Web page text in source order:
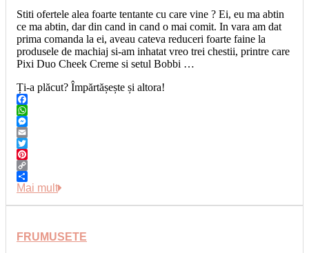
Stiti ofertele alea foarte tentante cu care vine ? Ei, eu ma abtin
ce ma abtin, dar din cand in cand o mai comit. In vara am dat
prima comanda la ei, aveau cateva reduceri foarte faine la
produsele de machiaj si-am inhatat vreo trei chestii, printre care
Pixi Duo Cheek Creme si setul Bobbi …
Ți-a plăcut? Împărtășește și altora!
Facebook
WhatsApp
Messenger
Email
Twitter
Pinterest
Copy
Link
Share
Mai mult
FRUMUSETE